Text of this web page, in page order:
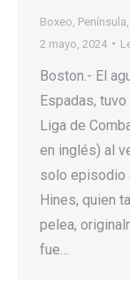
Boxeo Península
2 mayo, 2024
Boston.- El
Espadas,
Liga de
en inglés) al
solo episodio
Hines, quien
pelea,
fue…